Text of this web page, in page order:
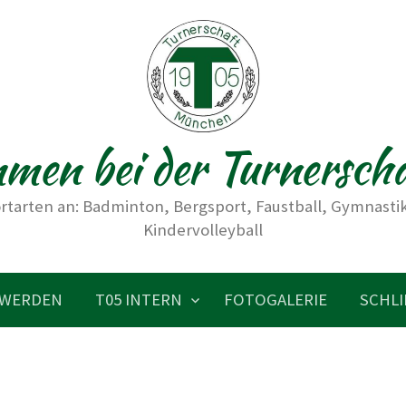
bei der
an: Badminton, Bergsport, Faustball,
Kindervolleyball
T05 INTERN FOTOGALERIE